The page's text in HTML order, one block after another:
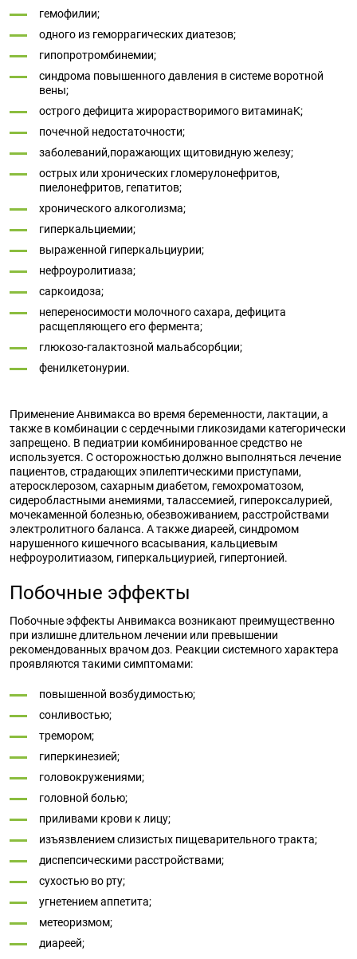
гемофилии;
одного из геморрагических диатезов;
гипопротромбинемии;
синдрома повышенного давления в системе воротной
вены;
острого дефицита жирорастворимого витаминаK;
почечной недостаточности;
заболеваний,поражающих щитовидную железу;
острых или хронических гломерулонефритов,
пиелонефритов, гепатитов;
хронического алкоголизма;
гиперкальциемии;
выраженной гиперкальциурии;
нефроуролитиаза;
саркоидоза;
непереносимости молочного сахара, дефицита
расщепляющего его фермента;
глюкозо-галактозной мальабсорбции;
фенилкетонурии.
Применение Анвимакса во время беременности, лактации, а
также в комбинации с сердечными гликозидами категорически
запрещено. В педиатрии комбинированное средство не
используется. С осторожностью должно выполняться лечение
пациентов, страдающих эпилептическими приступами,
атеросклерозом, сахарным диабетом, гемохроматозом,
сидеробластными анемиями, талассемией, гипероксалурией,
мочекаменной болезнью, обезвоживанием, расстройствами
электролитного баланса. А также диареей, синдромом
нарушенного кишечного всасывания, кальциевым
нефроуролитиазом, гиперкальциурией, гипертонией.
Побочные эффекты
Побочные эффекты Анвимакса возникают преимущественно
при излишне длительном лечении или превышении
рекомендованных врачом доз. Реакции системного характера
проявляются такими симптомами:
повышенной возбудимостью;
сонливостью;
тремором;
гиперкинезией;
головокружениями;
головной болью;
приливами крови к лицу;
изъязвлением слизистых пищеварительного тракта;
диспепсическими расстройствами;
сухостью во рту;
угнетением аппетита;
метеоризмом;
диареей;